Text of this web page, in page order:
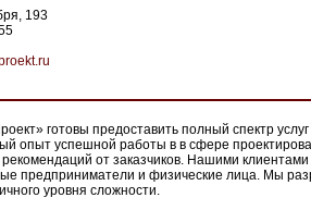
193
готовы предоставить полный спектр
опыт успешной работы в в сфере
от заказчиков. Нашими
предприниматели и физические лица. Мы
уровня сложности.